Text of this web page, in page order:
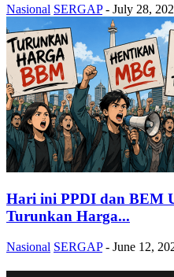
Nasional SERGAP - July 28,
Hari ini PPDI dan BEM
Turunkan Harga...
Nasional SERGAP - June 12,